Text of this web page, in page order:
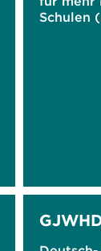
Schulen